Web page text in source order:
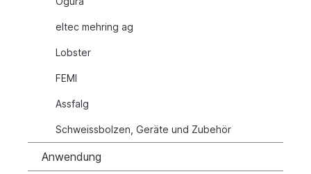
eltec mehring ag
Lobster
FEMI
Assfalg
Schweissbolzen, Geräte und Zubehör
Anwendung